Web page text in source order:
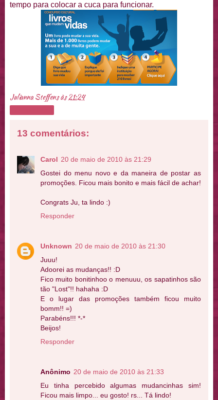
tempo para colocar a cuca para funcionar.
Julianna Steffensàs21:24
13 comentários:
Carol 20 de maio de 2010 às 21:29
Gostei do menu novo e da maneira de postar as
promoções. Ficou mais bonito e mais fácil de achar!
Congrats Ju, ta lindo :)
Responder
Unknown 20 de maio de 2010 às 21:30
Juuu!
Adoorei as mudanças!! :D
Fico muito bonitinhoo o menuuu, os sapatinhos são
tão "Lost"!! hahaha :D
E o lugar das promoções também ficou muito
bomm!! =)
Parabéns!!! *-*
Beijos!
Responder
Anônimo 20 de maio de 2010 às 21:33
Eu tinha percebido algumas mudancinhas sim!
Ficou mais limpo... eu gosto! rs... Tá lindo!